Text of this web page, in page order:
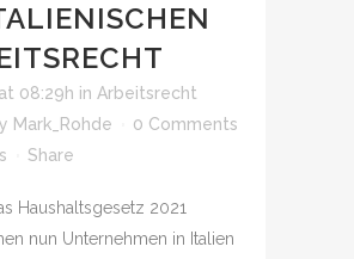
08:29h in Arbeitsrecht
Mark_Rohde
0 Comments
Share
Haushaltsgesetz 2021
nun Unternehmen in Italien